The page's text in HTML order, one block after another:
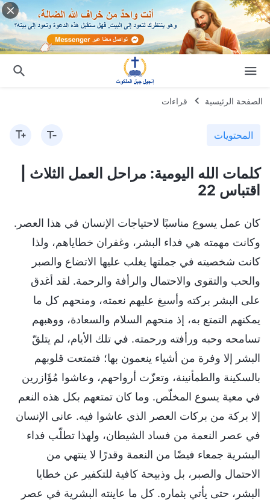
الصفحة الرئيسية قراءات
المحتويات
كلمات الله اليومية: مراحل العمل الثلاث |
اقتباس 22
كان عمل يسوع مناسبًا لاحتياجات الإنسان في هذا العصر.
وكانت مهمته هي فداء البشر، وغفران خطاياهم، ولذا
كانت شخصيته في جملتها يغلب عليها الاتضاع والصبر
والحب والتقوى والاحتمال والرأفة والرحمة. لقد أغدق
على البشر بركته وأسبغ عليهم نعمته، ومنحهم كل ما
يمكنهم التمتع به، إذ منحهم السلام والسعادة، ووهبهم
تسامحه وحبه ورأفته ورحمته. في تلك الأيام، لم يتلقّ
البشر إلا وفرة من أشياء ينعمون بها؛ فتمتعت قلوبهم
بالسكينة والطمأنينة، وتعزّت أرواحهم، وعاشوا مُؤَازرين
في معية يسوع المخلّص. وما كان تمتعهم بكل هذه النعم
إلا بركة من بركات العصر الذي عاشوا فيه. عانى الإنسان
في عصر النعمة من فساد الشيطان، ولهذا تطلّب فداء
البشرية جمعاء فيضًا من النعمة وقدرًا لا ينتهي من
الاحتمال والصبر، بل وذبيحة كافية للتكفير عن خطايا
البشر، حتى يأتي بثماره. كل ما عاينته البشرية في عصر